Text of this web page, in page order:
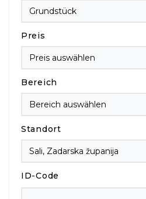
Grundstück
Preis
Preis auswählen
Bereich
Bereich auswählen
Standort
ID-Code